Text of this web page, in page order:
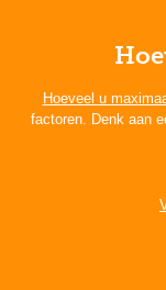
Hoeveel u
factoren. Denk aan